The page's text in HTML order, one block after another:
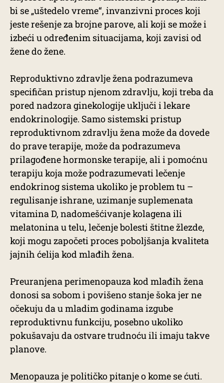
bi se „uštedelo vreme“, invanzivni proces koji
jeste rešenje za brojne parove, ali koji se može i
izbeći u određenim situacijama, koji zavisi od
žene do žene.
Reproduktivno zdravlje žena podrazumeva
specifičan pristup njenom zdravlju, koji treba da
pored nadzora ginekologije uključi i lekare
endokrinologije. Samo sistemski pristup
reproduktivnom zdravlju žena može da dovede
do prave terapije, može da podrazumeva
prilagođene hormonske terapije, ali i pomoćnu
terapiju koja može podrazumevati lečenje
endokrinog sistema ukoliko je problem tu –
regulisanje ishrane, uzimanje suplemenata
vitamina D, nadomešćivanje kolagena ili
melatonina u telu, lečenje bolesti štitne žlezde,
koji mogu započeti proces poboljšanja kvaliteta
jajnih ćelija kod mlađih žena.
Preuranjena perimenopauza kod mlađih žena
donosi sa sobom i povišeno stanje šoka jer ne
očekuju da u mladim godinama izgube
reproduktivnu funkciju, posebno ukoliko
pokušavaju da ostvare trudnoću ili imaju takve
planove.
Menopauza je političko pitanje o kome se ćuti.